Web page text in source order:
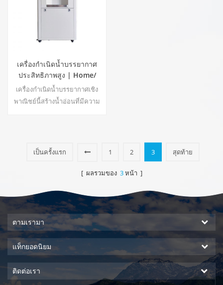
เครื่องกำเนิดน้ำบรรยากาศ
ประสิทธิภาพสูง | Home/
อุปกรณ์เชิงพาณิชย์เป็นมิตร
กับสิ่งแวดล้อม | อีเอ-60อี
เครื่องกำเนิดน้ำบรรยากาศเชิง
พาณิชย์นี้สร้างน้ำอ่อนที่มีความ
เป็นครั้งแรก 1 2 3 สุดท้าย
[ ผลรวมของ 3หน้า ]
ตามเรามา
แท็กยอดนิยม
ติดต่อเรา